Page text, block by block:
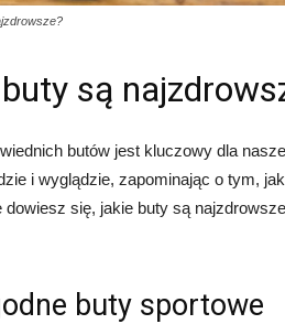
są
butów jest kluczowy dla
i wyglądzie, zapominając o tym,
dowiesz się, jakie buty są
buty sportowe